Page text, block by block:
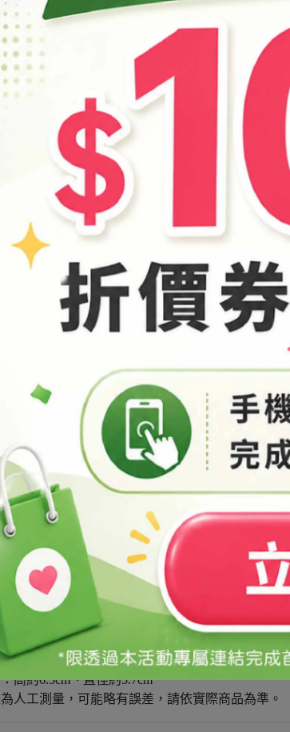
高約6.5cm、直徑約5.7cm
人工測量，可能略有誤差，請依實際商品為準。